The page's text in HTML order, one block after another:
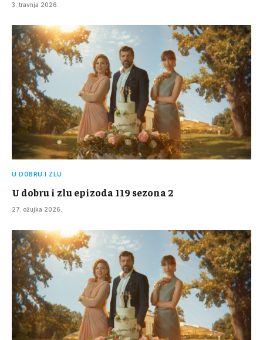
3. travnja 2026.
U DOBRU I ZLU
U dobru i zlu epizoda 119 sezona 2
27. ožujka 2026.